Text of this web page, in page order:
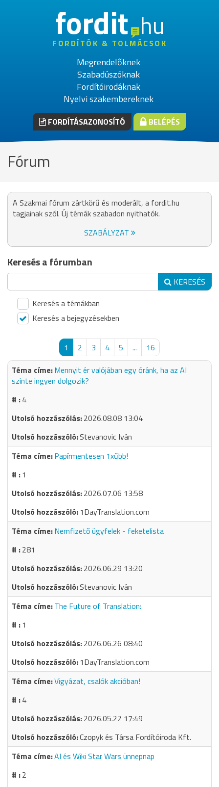
fordithu
FORDÍTÓK & TOLMÁCSOK
Megrendelőknek
Szabadúszóknak
Fordítóirodáknak
Nyelvi szakembereknek
FORDÍTÁSAZONOSÍTÓ BELÉPÉS
Fórum
A Szakmai fórum zártkörű és moderált, a fordit.hu
tagjainak szól. Új témák szabadon nyithatók.
SZABÁLYZAT
Keresés a fórumban
KERESÉS
Keresés a témákban
Keresés a bejegyzésekben
1 2 3 4 5 ...
16
Mennyit ér valójában egy óránk, ha az AI
szinte ingyen dolgozik?
4
2026.08.08 13:04
Stevanovic Iván
Papírmentesen 1xűbb!
1
2026.07.06 13:58
1DayTranslation.com
Nemfizető ügyfelek - feketelista
281
2026.06.29 13:20
Stevanovic Iván
The Future of Translation:
1
2026.06.26 08:40
1DayTranslation.com
Vigyázat, csalók akcióban!
4
2026.05.22 17:49
Czopyk és Társa Fordítóiroda Kft.
AI és Wiki Star Wars ünnepnap
2